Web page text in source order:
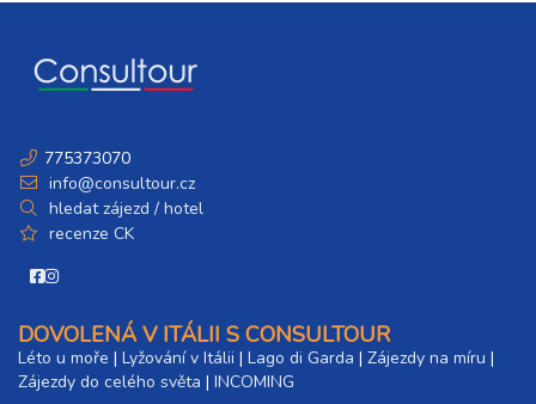
775373070
info@consultour.cz
hledat zájezd / hotel
recenze CK
DOVOLENÁ V ITÁLII S CONSULTOUR
Léto u moře | Lyžování v Itálii | Lago di Garda | Zájezdy na míru |
Zájezdy do celého světa | INCOMING